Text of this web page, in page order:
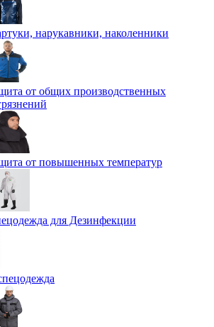
нарукавники, наколенники
от общих производственных
от повышенных температур
для Дезинфекции